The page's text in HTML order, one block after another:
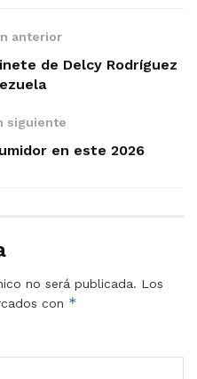
anterior
de Delcy Rodríguez
siguiente
en este 2026
no será publicada. Los
con *